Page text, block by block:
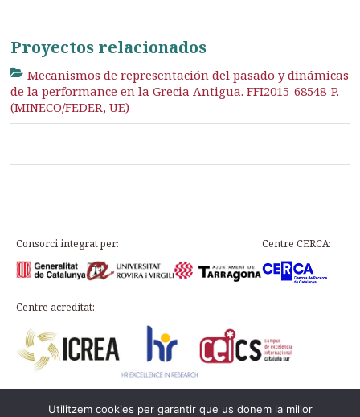
Proyectos relacionados
Mecanismos de representación del pasado y dinámicas
de la performance en la Grecia Antigua. FFI2015-68548-P.
(MINECO/FEDER, UE)
Consorci integrat per: Centre CERCA:
Centre acreditat:
Plaça d’en Rovellat, s/n, 43003 Tarragona
Utilitzem cookies per garantir que us donem la millor